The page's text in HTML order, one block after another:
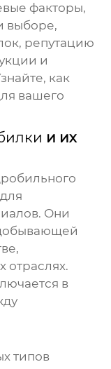
факторы,
выборе,
, репутацию
и
как
вашего
и их
Они
отраслях.
в
типов